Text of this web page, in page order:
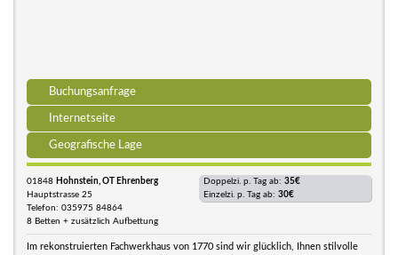
Buchungsanfrage
Internetseite
Geografische Lage
01848 Hohnstein, OT Ehrenberg
Hauptstrasse 25
Telefon: 035975 84864
8 Betten + zusätzlich Aufbettung
Doppelzi. p. Tag ab: 35€
Einzelzi. p. Tag ab: 30€
Im rekonstruierten Fachwerkhaus von 1770 sind wir glücklich, Ihnen stilvolle